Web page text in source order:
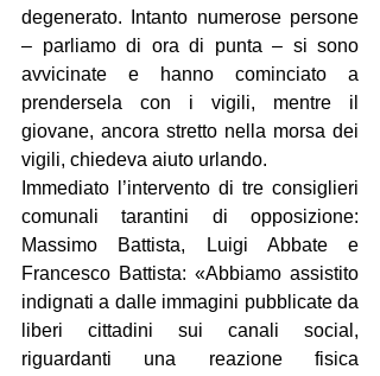
degenerato. Intanto numerose persone
– parliamo di ora di punta – si sono
avvicinate e hanno cominciato a
prendersela con i vigili, mentre il
giovane, ancora stretto nella morsa dei
vigili, chiedeva aiuto urlando.
Immediato l’intervento di tre consiglieri
comunali tarantini di opposizione:
Massimo Battista, Luigi Abbate e
Francesco Battista: «Abbiamo assistito
indignati a dalle immagini pubblicate da
liberi cittadini sui canali social,
riguardanti una reazione fisica